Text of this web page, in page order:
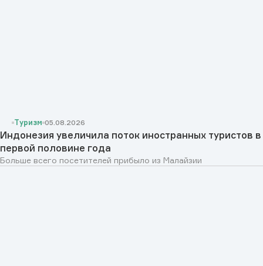
Туризм 05.08.2026
Индонезия увеличила поток иностранных туристов в
первой половине года
Больше всего посетителей прибыло из Малайзии